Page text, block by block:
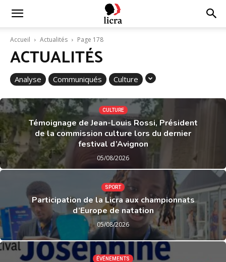
Licra
Antiraciste
depuis
Accueil Actualités Page 178
ACTUALITÉS
Analyse Communiqués Culture
CULTURE
Témoignage de Jean-Louis Rossi, Président
de la commission culture lors du dernier
festival d’Avignon
05/08/2026
SPORT
Participation de la Licra aux championnats
d’Europe de natation
05/08/2026
ÉVÉNEMENTS